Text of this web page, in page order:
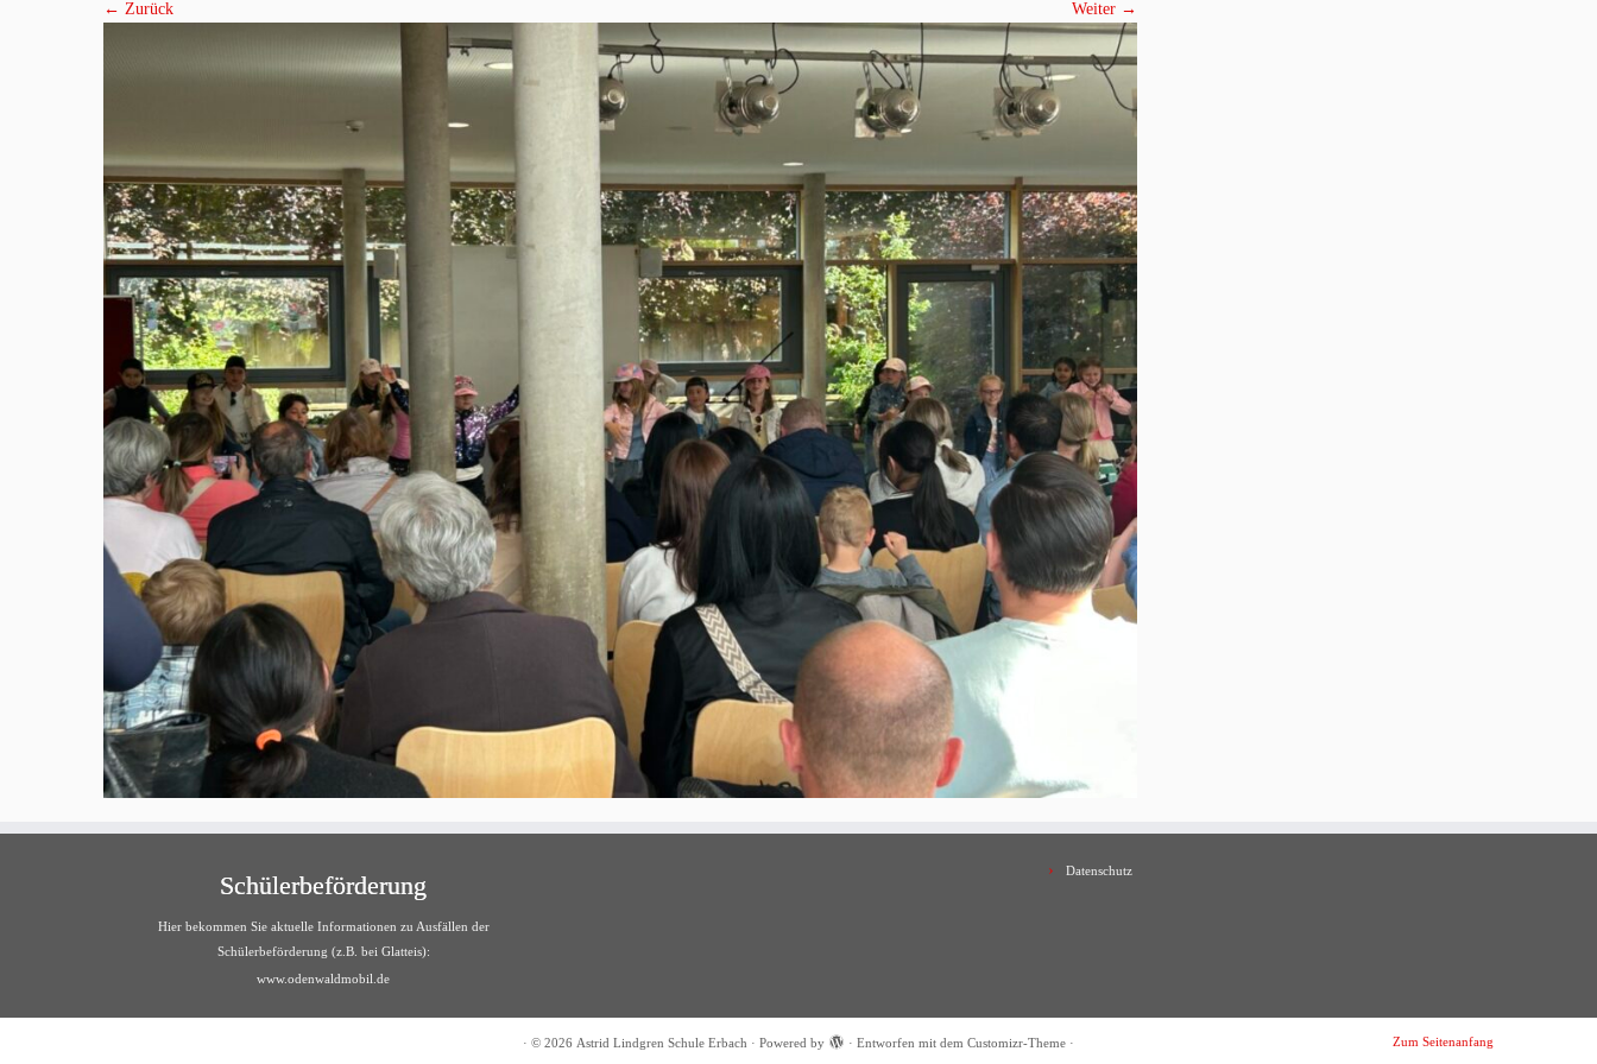
← Zurück Weiter →
Schülerbeförderung
Hier bekommen Sie aktuelle Informationen zu Ausfällen der
Schülerbeförderung (z.B. bei Glatteis):
www.odenwaldmobil.de
Datenschutz
· © 2026 Astrid Lindgren Schule Erbach · Powered by · Entworfen mit dem Customizr-Theme · Zum Seitenanfang